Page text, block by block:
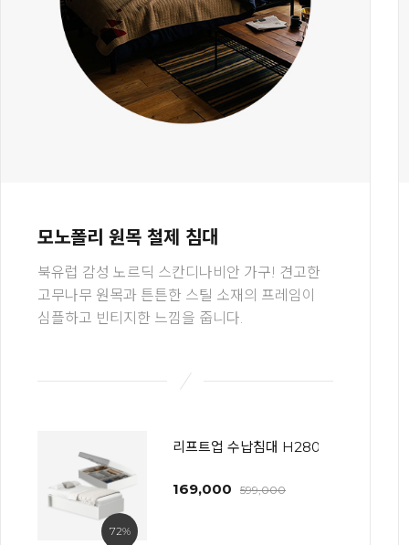
모노폴리 원목 철제 침대
북유럽 감성 노르딕 스칸디나비안 가구! 견고한
고무나무 원목과 튼튼한 스틸 소재의 프레임이
심플하고 빈티지한 느낌을 줍니다.
72%
리프트업 수납침대 H280~600 프레임
169,000 599,000